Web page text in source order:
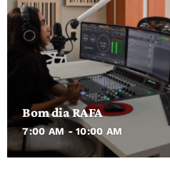
Bom dia RAFA
7:00 AM - 10:00 AM